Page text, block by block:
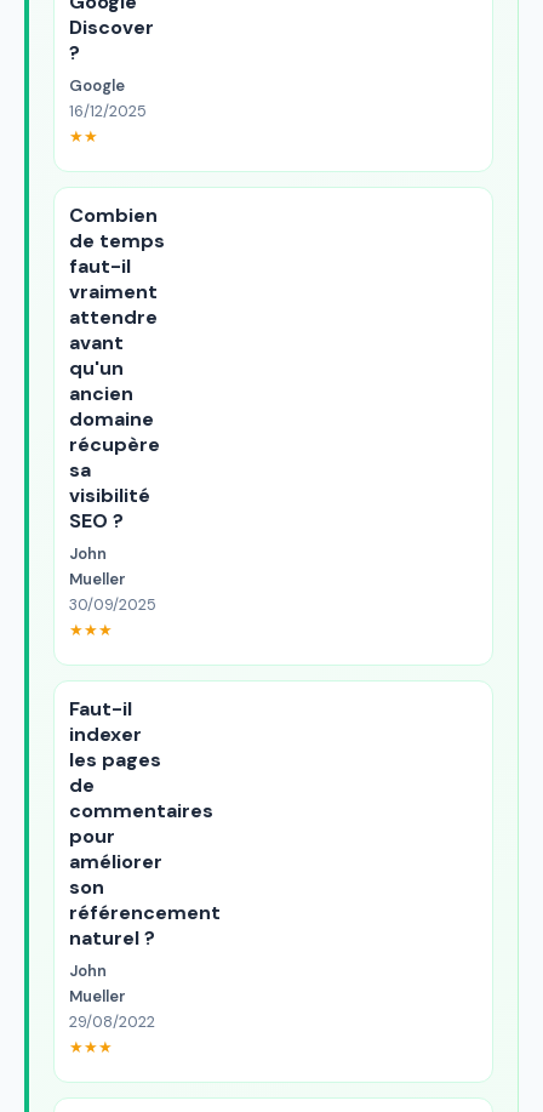
Discover
?
Google
16/12/2025
★★
Combien
de temps
faut-il
vraiment
attendre
avant
qu'un
ancien
domaine
récupère
sa
visibilité
SEO ?
John
Mueller
30/09/2025
★★★
Faut-il
indexer
les pages
de
commentaires
pour
améliorer
son
référencement
naturel ?
John
Mueller
29/08/2022
★★★